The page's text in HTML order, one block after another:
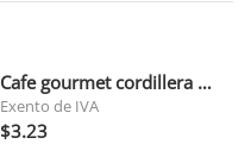
Cafe gourmet cordillera 200gr
Exento de IVA
$3.23